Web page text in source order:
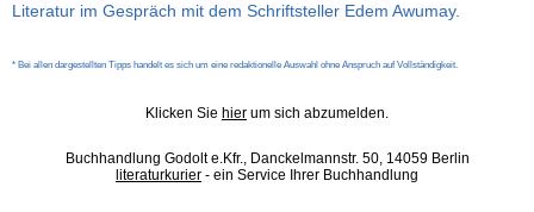
Literatur im Gespräch mit dem Schriftsteller Edem Awumay.
* Bei allen dargestellten Tipps handelt es sich um eine redaktionelle Auswahl ohne Anspruch auf Vollständigkeit.
Klicken Sie hier um sich abzumelden.
Buchhandlung Godolt e.Kfr., Danckelmannstr. 50, 14059 Berlin
literaturkurier - ein Service Ihrer Buchhandlung